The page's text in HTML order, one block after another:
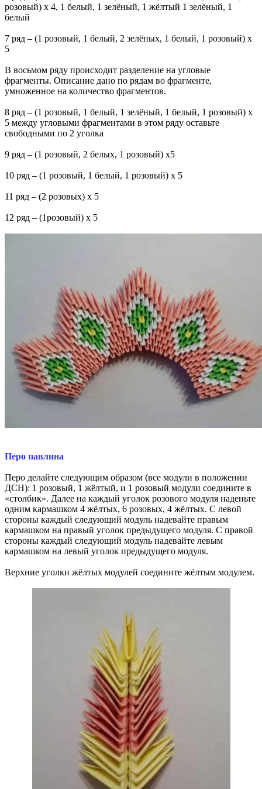
розовый) х 4, 1 белый, 1 зелёный, 1 жёлтый 1 зелёный, 1
белый
7 ряд – (1 розовый, 1 белый, 2 зелёных, 1 белый, 1 розовый) х
5
В восьмом ряду происходит разделение на угловые
фрагменты. Описание дано по рядам во фрагменте,
умноженное на количество фрагментов.
8 ряд – (1 розовый, 1 белый, 1 зелёный, 1 белый, 1 розовый) х
5 между угловыми фрагментами в этом ряду оставьте
свободными по 2 уголка
9 ряд – (1 розовый, 2 белых, 1 розовый) х5
10 ряд – (1 розовый, 1 белый, 1 розовый) х 5
11 ряд – (2 розовых) х 5
12 ряд – (1розовый) х 5
Перо павлина
Перо делайте следующим образом (все модули в положении
ДСН): 1 розовый, 1 жёлтый, и 1 розовый модули соедините в
«столбик». Далее на каждый уголок розового модуля наденьте
одним кармашком 4 жёлтых, 6 розовых, 4 жёлтых. С левой
стороны каждый следующий модуль надевайте правым
кармашком на правый уголок предыдущего модуля. С правой
стороны каждый следующий модуль надевайте левым
кармашком на левый уголок предыдущего модуля.
Верхние уголки жёлтых модулей соедините жёлтым модулем.